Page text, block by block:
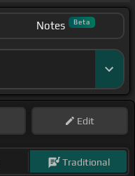
Notes Beta
Edit
Traditional